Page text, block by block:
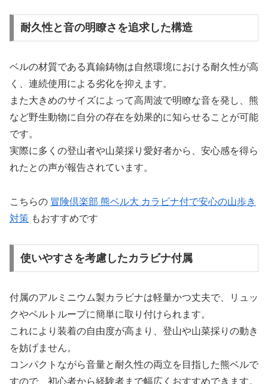
耐久性と音の明瞭さを追求した構造
ベルの材質である真鍮鋳物は自然環境における耐久性が高
く、連続使用による劣化を抑えます。
また大きめのサイズによって高周波で明瞭な音を発し、熊
など野生動物に自分の存在を効果的に知らせることが可能
です。
実際に多くの登山者や山菜採り愛好者から、安心感を得ら
れたとの声が報告されています。
こちらの 冒険倶楽部 熊ベル大 カラビナ付で安心の山歩き
対策 もおすすめです
使いやすさを考慮したカラビナ付属
付属のアルミニウム製カラビナは軽量かつ丈夫で、リュッ
クやベルトループに簡単に取り付けられます。
これにより装着の自由度が高まり、登山や山菜採りの動き
を妨げません。
コンパクトながら音量と耐久性の両立を目指した熊ベルで
すので、初心者から経験者まで幅広くおすすめできます。